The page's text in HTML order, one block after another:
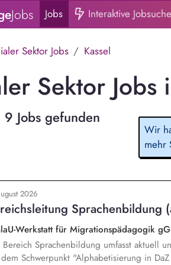
Jobs Jobs Interaktive Jobsuche
Sektor Jobs Kassel
Sektor Jobs
Jobs gefunden
Wir
mehr
2026
Sprachenbildung
Werkstatt für Migrationspädagogik
Bereich Sprachenbildung umfasst aktuell
Schwerpunkt "Alphabetisierung in